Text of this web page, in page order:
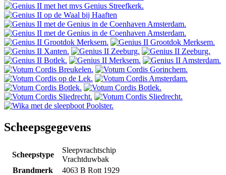
Scheepsgegevens
Scheepstype
Sleepvrachtschip
Vrachtduwbak
Brandmerk
4063 B Rott 1929